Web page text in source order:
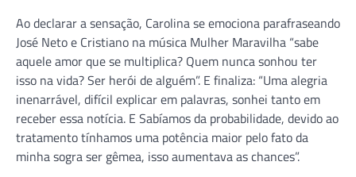
Ao declarar a sensação, Carolina se emociona parafraseando
José Neto e Cristiano na música Mulher Maravilha “sabe
aquele amor que se multiplica? Quem nunca sonhou ter
isso na vida? Ser herói de alguém”. E finaliza: “Uma alegria
inenarrável, difícil explicar em palavras, sonhei tanto em
receber essa notícia. E Sabíamos da probabilidade, devido ao
tratamento tínhamos uma potência maior pelo fato da
minha sogra ser gêmea, isso aumentava as chances”.